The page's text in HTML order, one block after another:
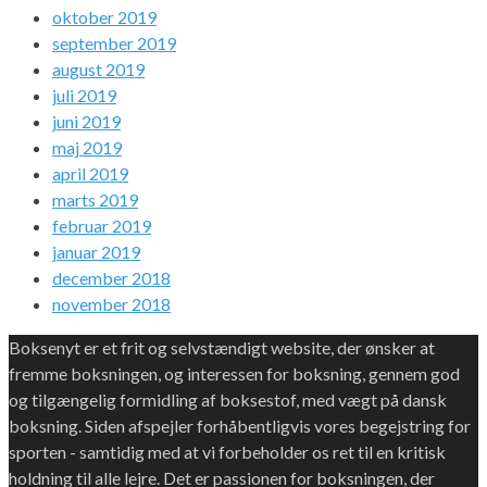
oktober 2019
september 2019
august 2019
juli 2019
juni 2019
maj 2019
april 2019
marts 2019
februar 2019
januar 2019
december 2018
november 2018
Boksenyt er et frit og selvstændigt website, der ønsker at
fremme boksningen, og interessen for boksning, gennem god
og tilgængelig formidling af boksestof, med vægt på dansk
boksning. Siden afspejler forhåbentligvis vores begejstring for
sporten - samtidig med at vi forbeholder os ret til en kritisk
holdning til alle lejre. Det er passionen for boksningen, der